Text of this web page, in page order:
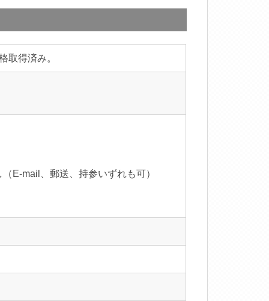
取得済み。
E-mail、郵送、持参いずれも可）